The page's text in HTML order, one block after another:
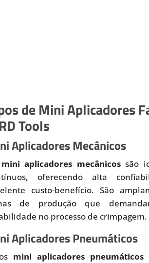
de Mini Aplicadores
Tools
Aplicadores Mecânicos
mini aplicadores mecânicossão
oferecendo alta
custo-benefício. São
de produção que
no processo de crimpagem.
Aplicadores Pneumáticos
mini aplicadores pneumáticos